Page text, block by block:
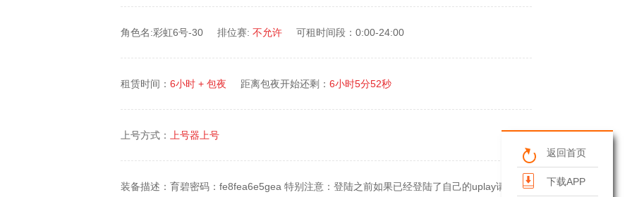
角色名:彩虹6号-30 排位赛: 不允许 可租时间段：0:00-24:00
租赁时间： 6小时 + 包夜 距离包夜开始还剩： 6小时5分52秒
上号方式： 上号器上号
装备描述：育碧密码：fe8fea6e5gea 特别注意：登陆之前如果已经登陆了自己的uplay请先
返回首页
下载APP